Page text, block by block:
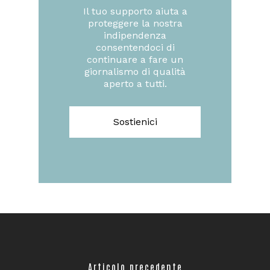
Il tuo supporto aiuta a
proteggere la nostra
indipendenza
consentendoci di
continuare a fare un
giornalismo di qualità
aperto a tutti.
Sostienici
Articolo precedente